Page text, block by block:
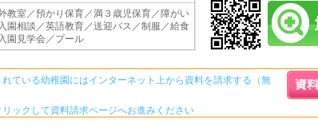
教室／預かり保育／満３歳児保育／障がい
園相談／英語教育／送迎バス／制服／給食
園見学会／プール
ている幼稚園にはインターネット上から資料を請求する（無
ックして資料請求ページへお進みください